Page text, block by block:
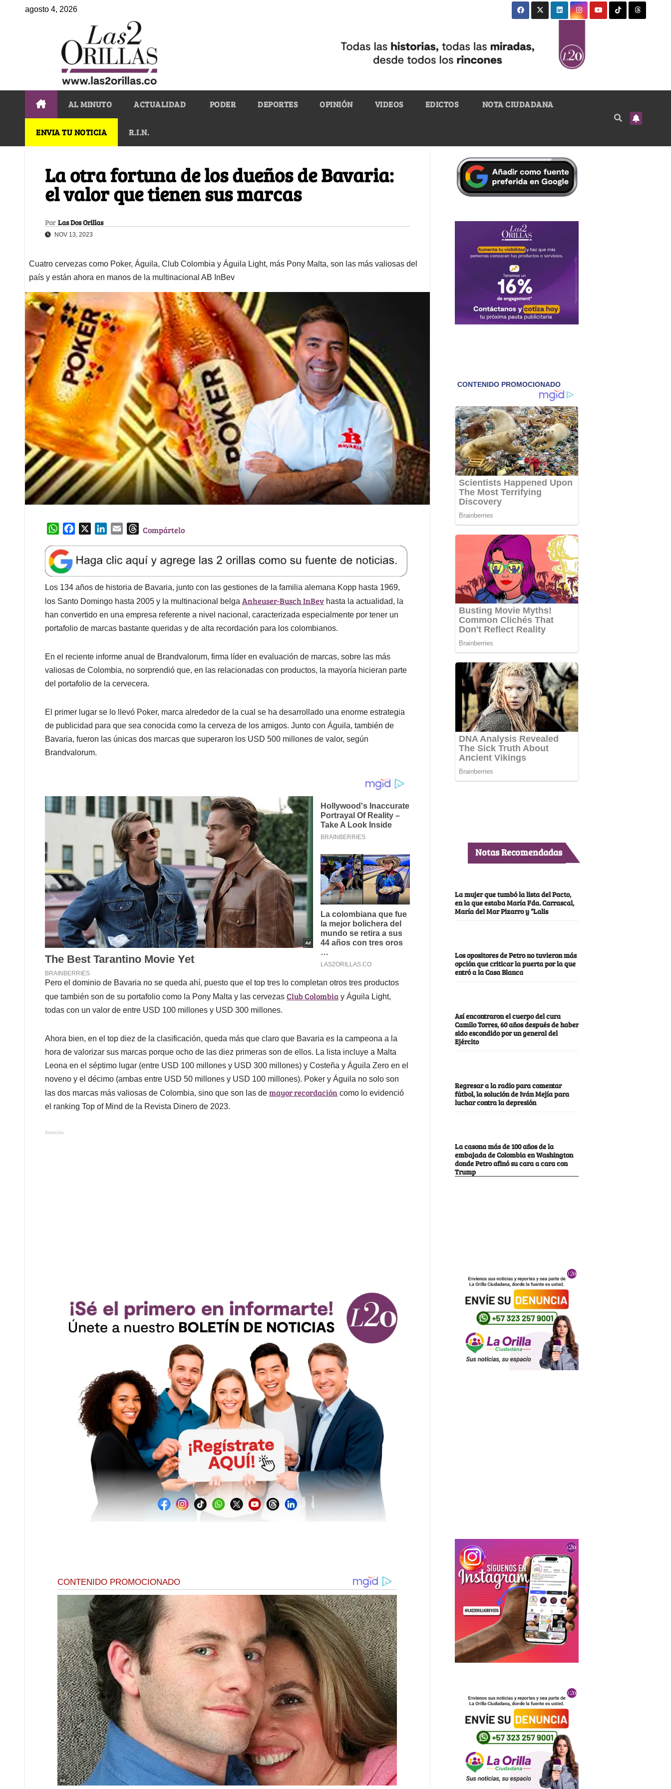
agosto 4, 2026
AL MINUTO ACTUALIDAD PODER DEPORTES OPINIÓN VIDEOS EDICTOS NOTA CIUDADANA
ENVIA TU NOTICIA R.I.N.
La otra fortuna de los dueños de Bavaria:
el valor que tienen sus marcas
Por Las Dos Orillas
NOV 13, 2023
Cuatro cervezas como Poker, Águila, Club Colombia y Águila Light, más Pony Malta, son las más valiosas del
país y están ahora en manos de la multinacional AB InBev
W
a
t
s
A
p
p
e
b
o
o
k
k
e
d
I
n
l
T
e
a
d
s
Compártelo
Los 134 años de historia de Bavaria, junto con las gestiones de la familia alemana Kopp hasta 1969,
los Santo Domingo hasta 2005 y la multinacional belga Anheuser-Busch InBev hasta la actualidad, la
han convertido en una empresa referente a nivel nacional, caracterizada especialmente por tener un
portafolio de marcas bastante queridas y de alta recordación para los colombianos.
En el reciente informe anual de Brandvalorum, firma líder en evaluación de marcas, sobre las más
valiosas de Colombia, no sorprendió que, en las relacionadas con productos, la mayoría hicieran parte
del portafolio de la cervecera.
El primer lugar se lo llevó Poker, marca alrededor de la cual se ha desarrollado una enorme estrategia
de publicidad para que sea conocida como la cerveza de los amigos. Junto con Águila, también de
Bavaria, fueron las únicas dos marcas que superaron los USD 500 millones de valor, según
Brandvalorum.
Pero el dominio de Bavaria no se queda ahí, puesto que el top tres lo completan otros tres productos
que también son de su portafolio como la Pony Malta y las cervezas Club Colombia y Águila Light,
todas con un valor de entre USD 100 millones y USD 300 millones.
Ahora bien, en el top diez de la clasificación, queda más que claro que Bavaria es la campeona a la
hora de valorizar sus marcas porque ocho de las diez primeras son de ellos. La lista incluye a Malta
Leona en el séptimo lugar (entre USD 100 millones y USD 300 millones) y Costeña y Águila Zero en el
noveno y el décimo (ambas entre USD 50 millones y USD 100 millones). Poker y Águila no solo son
las dos marcas más valiosas de Colombia, sino que son las de mayor recordación como lo evidenció
el ranking Top of Mind de la Revista Dinero de 2023.
Anuncios.
Notas Recomendadas
La mujer que tumbó la lista del Pacto,
en la que estaba María Fda. Carrascal,
María del Mar Pizarro y “Lalis
Los opositores de Petro no tuvieron más
opción que criticar la puerta por la que
entró a la Casa Blanca
Así encontraron el cuerpo del cura
Camilo Torres, 60 años después de haber
sido escondido por un general del
Ejército
Regresar a la radio para comentar
fútbol, la solución de Iván Mejía para
luchar contra la depresión
La casona más de 100 años de la
embajada de Colombia en Washington
donde Petro afinó su cara a cara con
Trump